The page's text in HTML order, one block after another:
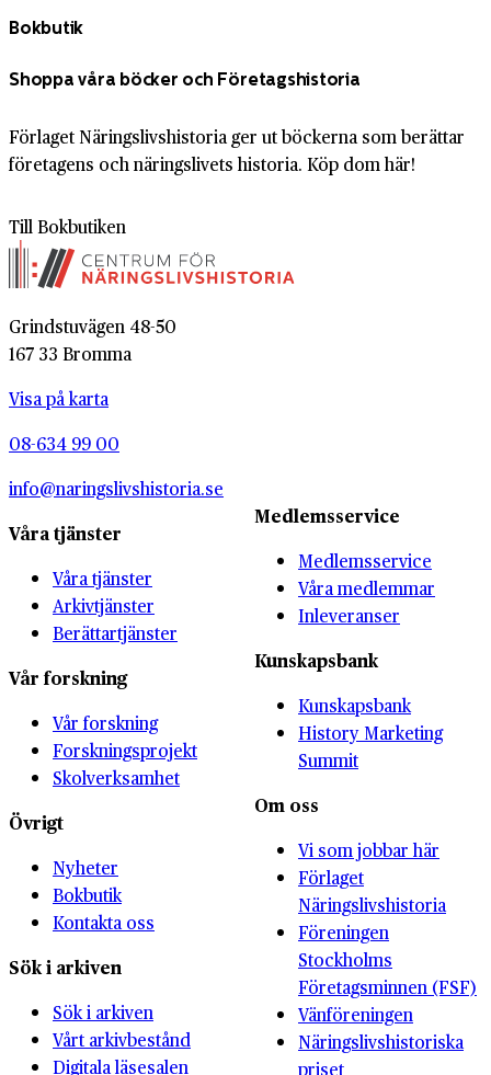
Bokbutik
Shoppa våra böcker och Företagshistoria
Förlaget Näringslivshistoria ger ut böckerna som berättar
företagens och näringslivets historia. Köp dom här!
Till Bokbutiken
Grindstuvägen 48-50
167 33 Bromma
Visa på karta
08-634 99 00
info@naringslivshistoria.se
Våra tjänster
Våra tjänster
Arkivtjänster
Berättartjänster
Vår forskning
Vår forskning
Forskningsprojekt
Skolverksamhet
Övrigt
Nyheter
Bokbutik
Kontakta oss
Sök i arkiven
Sök i arkiven
Vårt arkivbestånd
Digitala läsesalen
Medlemsservice
Medlemsservice
Våra medlemmar
Inleveranser
Kunskapsbank
Kunskapsbank
History Marketing
Summit
Om oss
Vi som jobbar här
Förlaget
Näringslivshistoria
Föreningen
Stockholms
Företagsminnen (FSF)
Vänföreningen
Näringslivshistoriska
priset